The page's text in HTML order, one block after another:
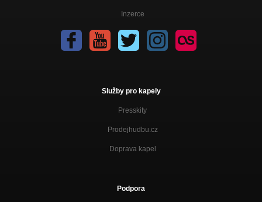
Inzerce
Služby pro kapely
Presskity
Prodejhudbu.cz
Doprava kapel
Podpora